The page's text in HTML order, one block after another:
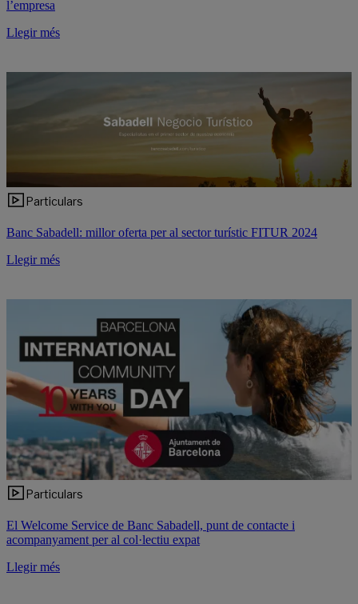
l’empresa
Llegir més
Particulars
Banc Sabadell: millor oferta per al sector turístic FITUR 2024
Llegir més
Particulars
El Welcome Service de Banc Sabadell, punt de contacte i
acompanyament per al col·lectiu expat
Llegir més